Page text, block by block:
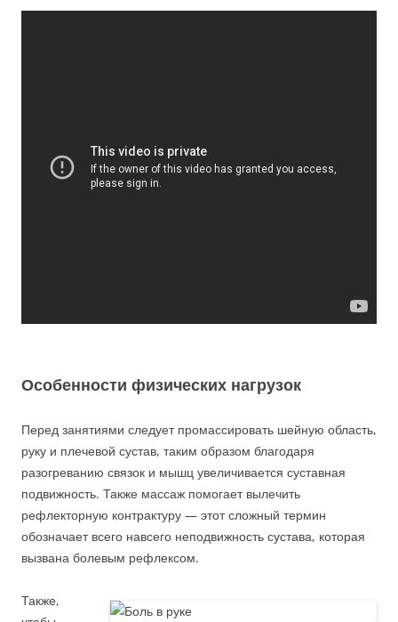
Особенности физических нагрузок
Перед занятиями следует промассировать шейную область,
руку и плечевой сустав, таким образом благодаря
разогреванию связок и мышц увеличивается суставная
подвижность. Также массаж помогает вылечить
рефлекторную контрактуру — этот сложный термин
обозначает всего навсего неподвижность сустава, которая
вызвана болевым рефлексом.
Также,